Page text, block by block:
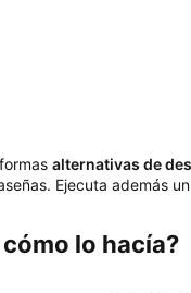
alternativas de
Ejecuta además
lo hacía?​